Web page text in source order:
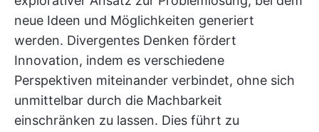
neue Ideen und Möglichkeiten generiert
werden. Divergentes Denken fördert
Innovation, indem es verschiedene
Perspektiven miteinander verbindet, ohne sich
unmittelbar durch die Machbarkeit
einschränken zu lassen. Dies führt zu